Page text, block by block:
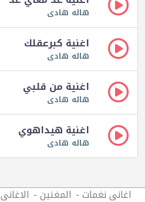
هاله هادى
اغنية كبرعقلك
هاله هادى
اغنية من قلبي
هاله هادى
اغنية هيداهوي
هاله هادى
اغانى نغمات المغنين الاغانى